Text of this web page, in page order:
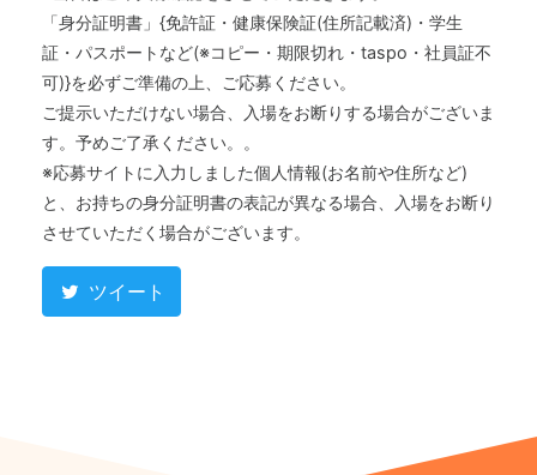
「身分証明書」{免許証・健康保険証(住所記載済)・学生
証・パスポートなど(※コピー・期限切れ・taspo・社員証不
可)}を必ずご準備の上、ご応募ください。
ご提示いただけない場合、入場をお断りする場合がございま
す。予めご了承ください。。
※応募サイトに入力しました個人情報(お名前や住所など)
と、お持ちの身分証明書の表記が異なる場合、入場をお断り
させていただく場合がございます。
ツイート